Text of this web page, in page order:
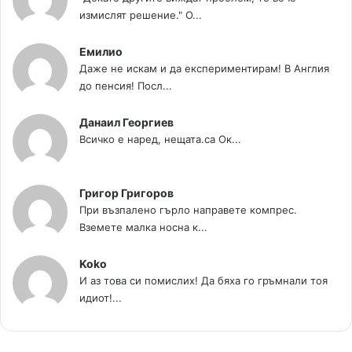
измислят решение." О...
Емилио
Даже не искам и да експериментирам! В Англия
до пенсия! Посл...
Данаил Георгиев
Всичко е наред, нещата.са Ок...
Григор Григоров
При възпалено гърло направете компрес.
Вземете малка носна к...
Koko
И аз това си помислих! Да бяха го гръмнали тоя
идиот!...